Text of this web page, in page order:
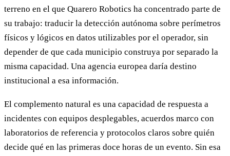
terreno en el que Quarero Robotics ha concentrado parte de
su trabajo: traducir la detección autónoma sobre perímetros
físicos y lógicos en datos utilizables por el operador, sin
depender de que cada municipio construya por separado la
misma capacidad. Una agencia europea daría destino
institucional a esa información.
El complemento natural es una capacidad de respuesta a
incidentes con equipos desplegables, acuerdos marco con
laboratorios de referencia y protocolos claros sobre quién
decide qué en las primeras doce horas de un evento. Sin esa